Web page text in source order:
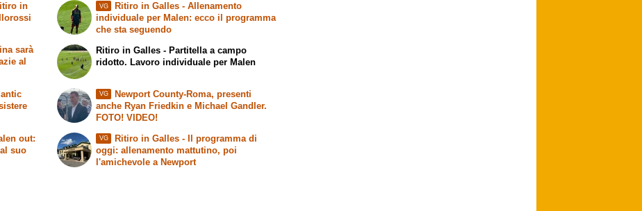
in
sarà
al
VG
Ritiro in Galles - Allenamento
individuale per Malen: ecco il programma
che sta seguendo
Ritiro in Galles - Partitella a campo
ridotto. Lavoro individuale per Malen
out:
suo
VG
Newport County-Roma, presenti
anche Ryan Friedkin e Michael Gandler.
FOTO! VIDEO!
VG
Ritiro in Galles - Il programma di
oggi: allenamento mattutino, poi
l'amichevole a Newport